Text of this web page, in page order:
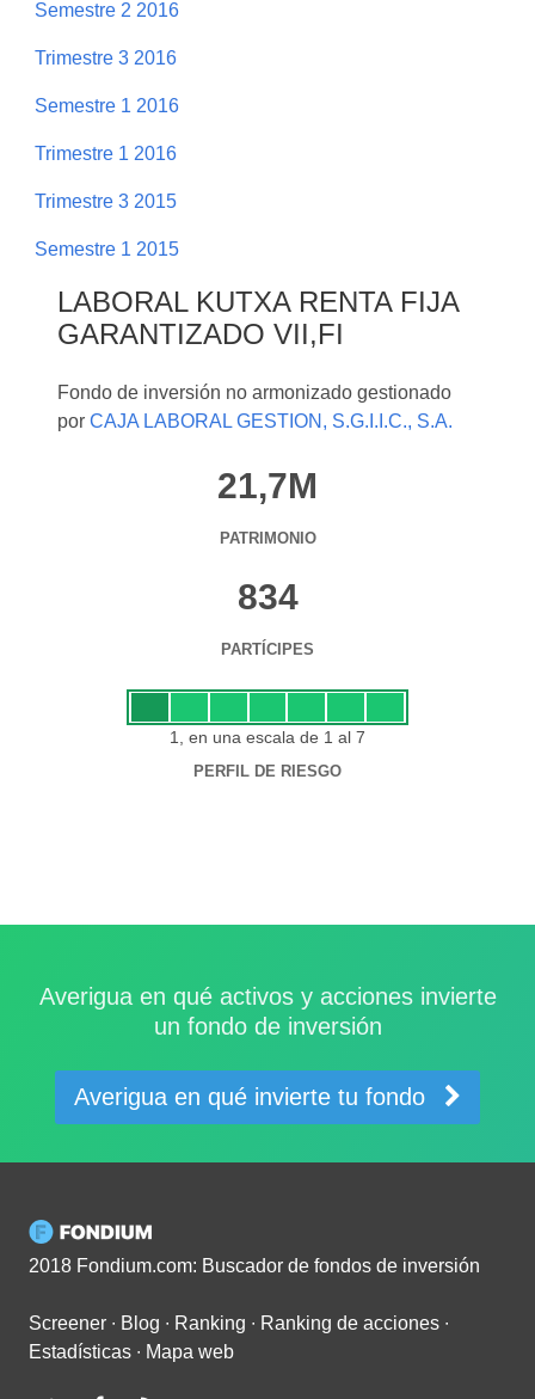
Semestre 2 2016
Trimestre 3 2016
Semestre 1 2016
Trimestre 1 2016
Trimestre 3 2015
Semestre 1 2015
LABORAL KUTXA RENTA FIJA
GARANTIZADO VII,FI
Fondo de inversión no armonizado gestionado
por CAJA LABORAL GESTION, S.G.I.I.C., S.A.
21,7M
PATRIMONIO
834
PARTÍCIPES
1, en una escala de 1 al 7
PERFIL DE RIESGO
Averigua en qué activos y acciones invierte
un fondo de inversión
Averigua en qué invierte tu fondo
2018 Fondium.com: Buscador de fondos de inversión
Screener ∙ Blog ∙ Ranking ∙ Ranking de acciones ∙
Estadísticas ∙ Mapa web